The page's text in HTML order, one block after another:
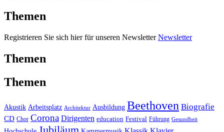
Themen
Registrieren Sie sich hier für unseren NewsletterNewsletter
Themen
Themen
Akustik Arbeitsplatz Architektur Ausbildung Beethoven Biografie
CD Chor Corona Dirigenten education Festival Führung Gesundheit